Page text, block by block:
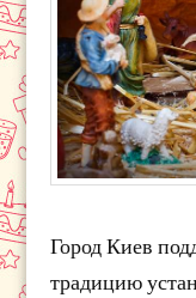
Город Киев
традицию